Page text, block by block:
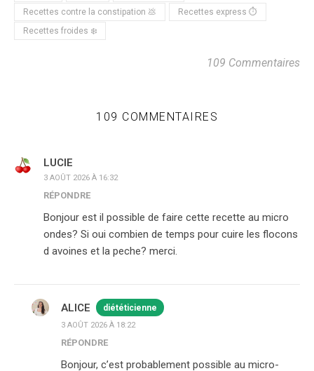
Recettes contre la constipation 💩
Recettes express ⏱
Recettes froides ❄️
109 Commentaires
109 COMMENTAIRES
LUCIE
3 AOÛT 2026 À 16:32
RÉPONDRE
Bonjour est il possible de faire cette recette au micro
ondes? Si oui combien de temps pour cuire les flocons
d avoines et la peche? merci.
ALICE diététicienne
3 AOÛT 2026 À 18:22
RÉPONDRE
Bonjour, c’est probablement possible au micro-